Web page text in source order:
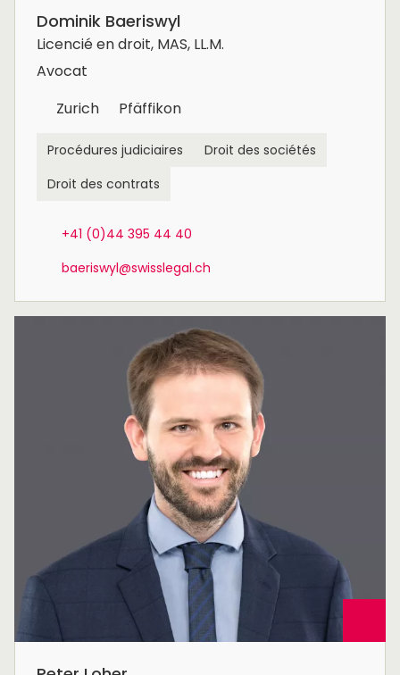
Dominik Baeriswyl
Licencié en droit, MAS, LL.M.
Avocat
Zurich
Pfäffikon
Procédures judiciaires
Droit des sociétés
Droit des contrats
+41 (0)44 395 44 40
baeriswyl@swisslegal.ch